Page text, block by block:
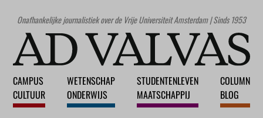
Onafhankelijke journalistiek over de Vrije Universiteit Amsterdam | Sinds 1953
CAMPUS
CULTUUR
WETENSCHAP
ONDERWIJS
STUDENTENLEVEN
MAATSCHAPPIJ
COLUMN
BLOG